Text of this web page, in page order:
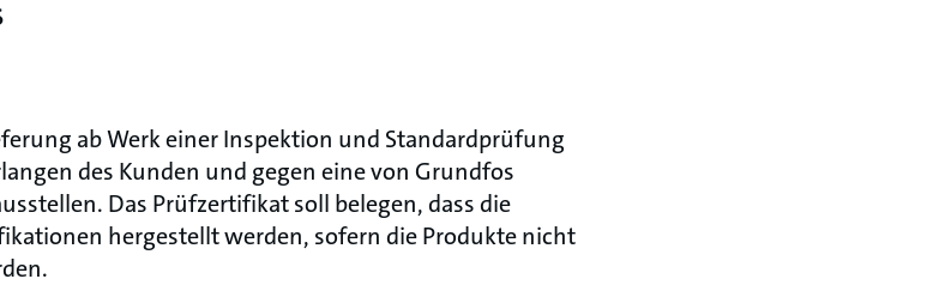
ab Werk einer Inspektion und Standardprüfung
des Kunden und gegen eine von Grundfos
Das Prüfzertifikat soll belegen, dass die
hergestellt werden, sofern die Produkte nicht